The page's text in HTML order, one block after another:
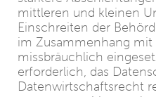
mittleren und kleinen
Einschreiten der
im Zusammenhang mit
missbräuchlich
erforderlich, das
Datenwirtschaftsrecht